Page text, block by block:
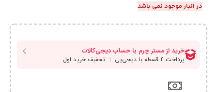
در انبار موجود نمی باشد